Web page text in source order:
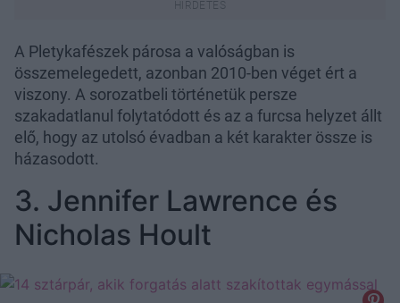
A Pletykafészek párosa a valóságban is
összemelegedett, azonban 2010-ben véget ért a
viszony. A sorozatbeli történetük persze
szakadatlanul folytatódott és az a furcsa helyzet állt
elő, hogy az utolsó évadban a két karakter össze is
házasodott.
3. Jennifer Lawrence és
Nicholas Hoult